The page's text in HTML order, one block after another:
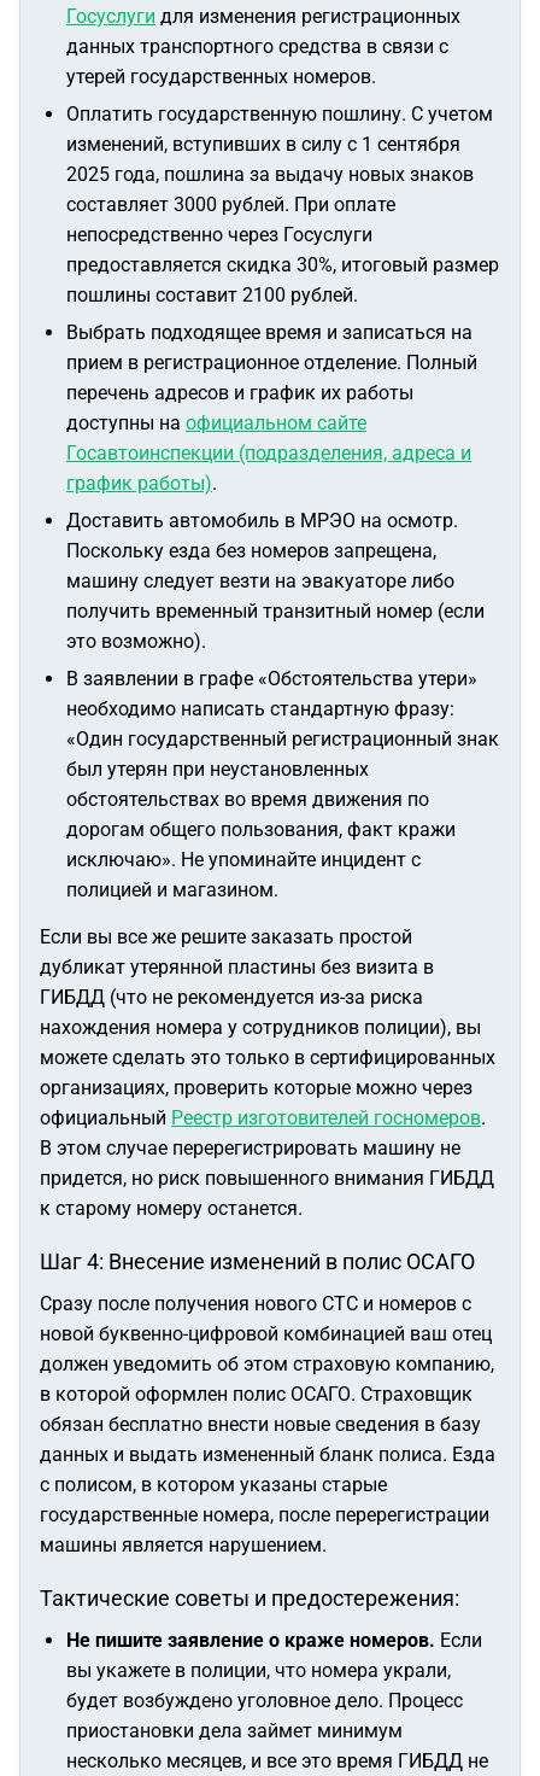
Госуслуги для изменения регистрационных
данных транспортного средства в связи с
утерей государственных номеров.
Оплатить государственную пошлину. С учетом
изменений, вступивших в силу с 1 сентября
2025 года, пошлина за выдачу новых знаков
составляет 3000 рублей. При оплате
непосредственно через Госуслуги
предоставляется скидка 30%, итоговый размер
пошлины составит 2100 рублей.
Выбрать подходящее время и записаться на
прием в регистрационное отделение. Полный
перечень адресов и график их работы
доступны на официальном сайте
Госавтоинспекции (подразделения, адреса и
график работы).
Доставить автомобиль в МРЭО на осмотр.
Поскольку езда без номеров запрещена,
машину следует везти на эвакуаторе либо
получить временный транзитный номер (если
это возможно).
В заявлении в графе «Обстоятельства утери»
необходимо написать стандартную фразу:
«Один государственный регистрационный знак
был утерян при неустановленных
обстоятельствах во время движения по
дорогам общего пользования, факт кражи
исключаю». Не упоминайте инцидент с
полицией и магазином.
Если вы все же решите заказать простой
дубликат утерянной пластины без визита в
ГИБДД (что не рекомендуется из-за риска
нахождения номера у сотрудников полиции), вы
можете сделать это только в сертифицированных
организациях, проверить которые можно через
официальный Реестр изготовителей госномеров.
В этом случае перерегистрировать машину не
придется, но риск повышенного внимания ГИБДД
к старому номеру останется.
Шаг 4: Внесение изменений в полис ОСАГО
Сразу после получения нового СТС и номеров с
новой буквенно-цифровой комбинацией ваш отец
должен уведомить об этом страховую компанию,
в которой оформлен полис ОСАГО. Страховщик
обязан бесплатно внести новые сведения в базу
данных и выдать измененный бланк полиса. Езда
с полисом, в котором указаны старые
государственные номера, после перерегистрации
машины является нарушением.
Тактические советы и предостережения:
Не пишите заявление о краже номеров. Если
вы укажете в полиции, что номера украли,
будет возбуждено уголовное дело. Процесс
приостановки дела займет минимум
несколько месяцев, и все это время ГИБДД не